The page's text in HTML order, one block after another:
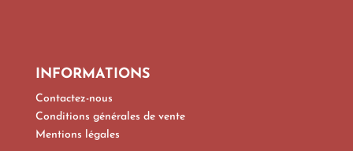
INFORMATIONS
Contactez-nous
Conditions générales de vente
Mentions légales